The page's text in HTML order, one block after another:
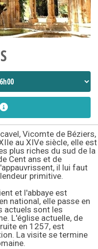
Vicomte de Béziers,
au XIVe siècle, elle est
plus riches du sud de la
Cent ans et de
il lui faut
primitive.
et l'abbaye est
national, elle passe en
actuels sont les
L'église actuelle, de
en 1257, est
La visite se termine